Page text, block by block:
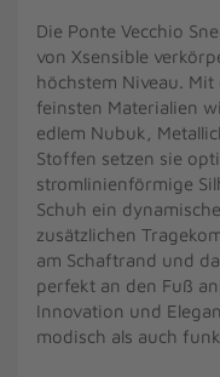
Die Ponte Vecchio
von Xsensible
höchstem Niveau.
feinsten Materialien
edlem Nubuk,
Stoffen setzen sie
stromlinienförmige
Schuh ein
zusätzlichen
am Schaftrand und
perfekt an den Fuß
Innovation und
modisch als auch